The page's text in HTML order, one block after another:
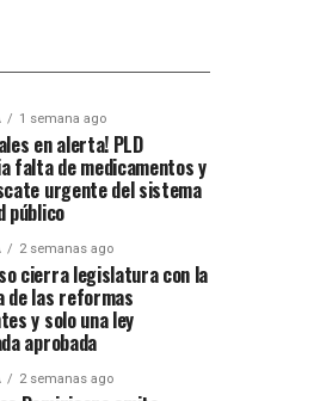
1 semana ago
en alerta! PLD
falta de medicamentos y
urgente del sistema
público
2 semanas ago
cierra legislatura con la
de las reformas
y solo una ley
aprobada
2 semanas ago